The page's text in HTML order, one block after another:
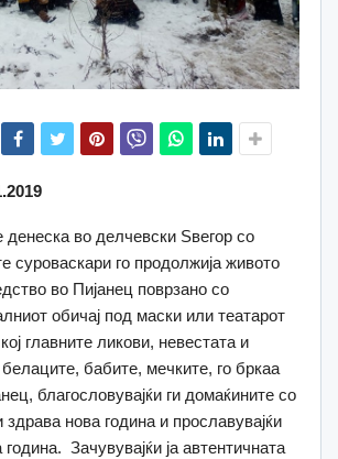
денеска во делчевски Ѕвегор со
суроваскари го продолжија живото
во Пијанец поврзано со
обичај под маски или театарот
главните ликови, невестата и
бабите, мечките, го бркаа
благословувајќи ги домаќините со
нова година и прославувајќи
година. Зачувувајќи ја автентичната